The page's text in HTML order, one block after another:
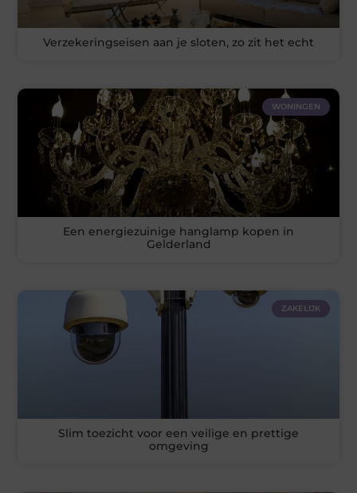
Verzekeringseisen aan je sloten, zo zit het echt
WONINGEN
Een energiezuinige hanglamp kopen in
Gelderland
ZAKELIJK
Slim toezicht voor een veilige en prettige
omgeving